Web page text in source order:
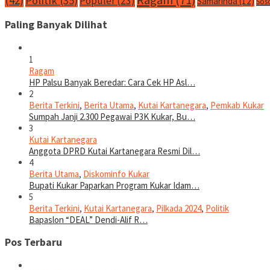
Paling Banyak Dilihat
1
Ragam
HP Palsu Banyak Beredar: Cara Cek HP Asl…
2
Berita Terkini, Berita Utama, Kutai Kartanegara, Pemkab Kukar
Sumpah Janji 2.300 Pegawai P3K Kukar, Bu…
3
Kutai Kartanegara
Anggota DPRD Kutai Kartanegara Resmi Dil…
4
Berita Utama, Diskominfo Kukar
Bupati Kukar Paparkan Program Kukar Idam…
5
Berita Terkini, Kutai Kartanegara, Pilkada 2024, Politik
Bapaslon “DEAL” Dendi-Alif R…
Pos Terbaru